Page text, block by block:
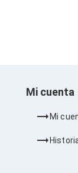
Mi cuenta
Mi